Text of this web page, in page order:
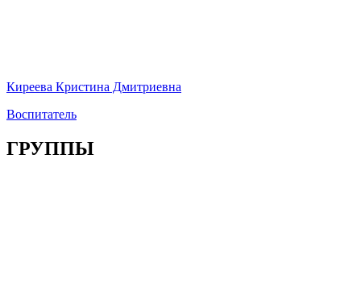
Киреева Кристина Дмитриевна
Воспитатель
ГРУППЫ